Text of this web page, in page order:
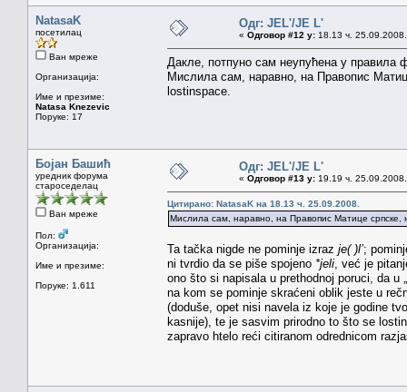
NatasaK
посетилац
Ван мреже
Организација:
Име и презиме:
Natasa Knezevic
Поруке: 17
Одг: JEL'/JE L'
« Одговор #12 у: 18.13 ч.
Дакле, потпуно сам неупућена у
Мислила сам, наравно, на Правопис
lostinspace.
Бојан Башић
уредник форума
староседелац
Ван мреже
Пол:
Организација:
Име и презиме:
Поруке: 1.611
Одг: JEL'/JE L'
« Одговор #13 у: 19.19 ч.
Цитирано: NatasaK на 18.13 ч. 25.09.2008.
Мислила сам, наравно, на Правопис Матице српске,
Ta tačka nigde ne pominje izraz je( )l’;
ni tvrdio da se piše spojeno *jeli , već je
ono što si napisala u prethodnoj poruci, da u
na kom se pominje skraćeni oblik jeste u
(doduše, opet nisi navela iz koje je godine
kasnije), te je sasvim prirodno to što se
zapravo htelo reći citiranom odrednicom